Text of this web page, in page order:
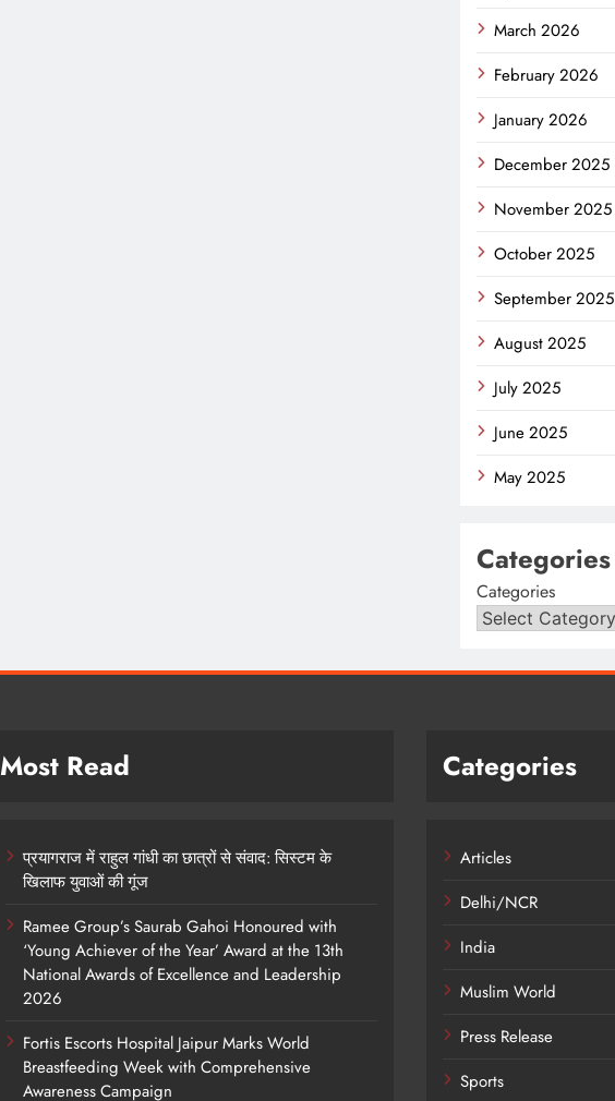
March 2026
February 2026
January 2026
December 2025
November 2025
October 2025
September 2025
August 2025
July 2025
June 2025
May 2025
Categories
Categories
Most Read
प्रयागराज में राहुल गांधी का छात्रों से संवाद: सिस्टम के
खिलाफ युवाओं की गूंज
Ramee Group’s Saurab Gahoi Honoured with
‘Young Achiever of the Year’ Award at the 13th
National Awards of Excellence and Leadership
2026
Fortis Escorts Hospital Jaipur Marks World
Breastfeeding Week with Comprehensive
Awareness Campaign
Categories
Articles
Delhi/NCR
India
Muslim World
Press Release
Sports